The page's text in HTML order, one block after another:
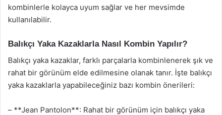
kombinlerle kolayca uyum sağlar ve her mevsimde
kullanılabilir.
Balıkçı Yaka Kazaklarla Nasıl Kombin Yapılır?
Balıkçı yaka kazaklar, farklı parçalarla kombinlenerek şık ve
rahat bir görünüm elde edilmesine olanak tanır. İşte balıkçı
yaka kazaklarla yapabileceğiniz bazı kombin önerileri:
– **Jean Pantolon**: Rahat bir görünüm için balıkçı yaka